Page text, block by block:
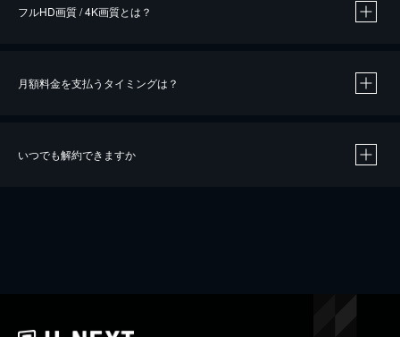
※40％ポイント還元の対象は、クレジットカード決済による作品の購入 / レンタルです。
iOSアプリのUコイン決済による作品の購入 / レンタルは、20％のポイント還元です。
フルHD画質 / 4K画質とは？
月額料金を支払うタイミングは？
いつでも解約できますか